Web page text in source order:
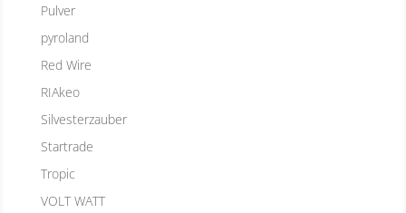
Pulver
pyroland
Red Wire
RIAkeo
Silvesterzauber
Startrade
Tropic
VOLT WATT